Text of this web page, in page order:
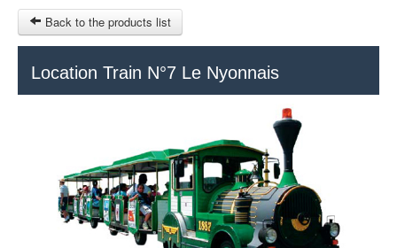
OTHER SITES
Back to the products list
Location Train N°7 Le Nyonnais
© 2023 Swisstours Transports SA - All rights reserved.